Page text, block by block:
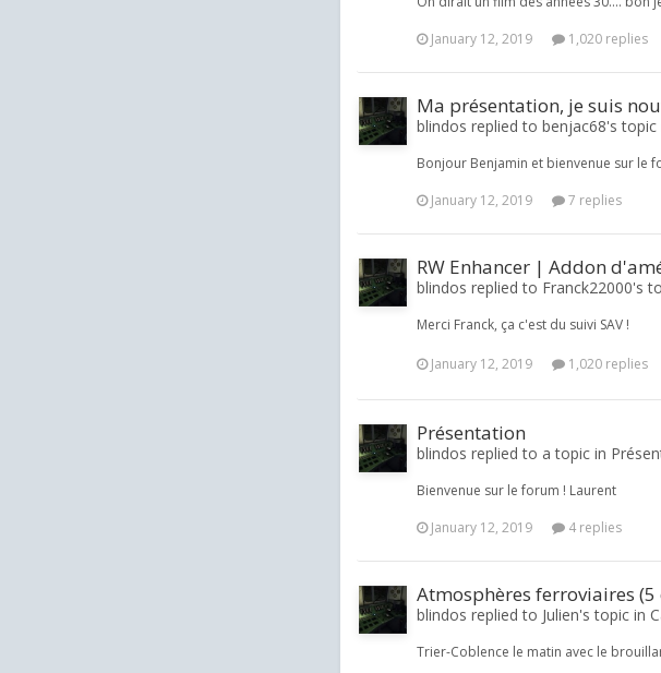
January 12, 2019
1,020 replies
Ma présentation, je suis
blindos replied to benjac68's topic
Bonjour Benjamin et bienvenue sur le
January 12, 2019
7 replies
RW Enhancer | Addon
blindos replied to Franck22000's
Merci Franck, ça c'est du suivi SAV !
January 12, 2019 1,020 replies
Présentation
blindos replied to a topic in
Bienvenue sur le forum ! Laurent
January 12, 2019
4 replies
Atmosphères ferroviaires
blindos replied to Julien's topic in
Trier-Coblence le matin avec le